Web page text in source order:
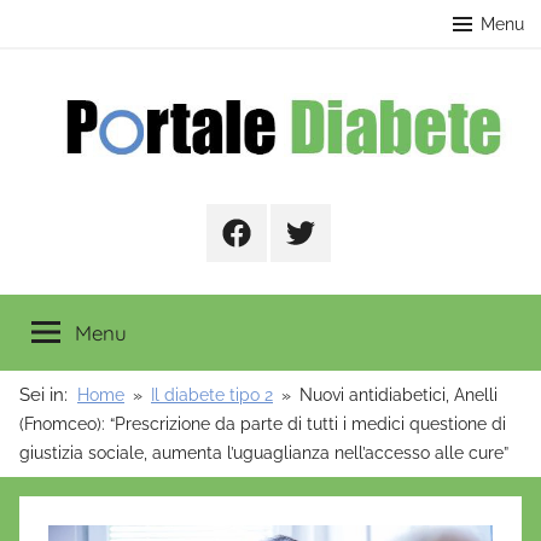
Menu
FacebookTwitter
Menu
Sei in: Home Il diabete tipo 2
Nuovi antidiabetici, Anelli
(Fnomceo): “Prescrizione da parte di tutti i medici questione di
giustizia sociale, aumenta l’uguaglianza nell’accesso alle cure”